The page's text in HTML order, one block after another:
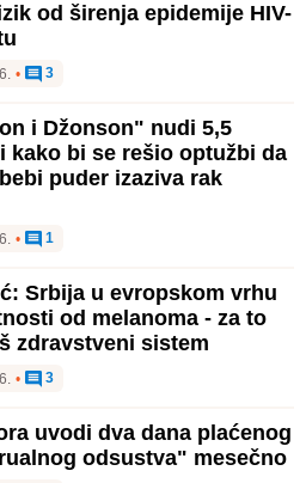
od širenja epidemije HIV-
• 3
i Džonson" nudi 5,5
kako bi se rešio optužbi da
puder izaziva rak
• 1
Srbija u evropskom vrhu
od melanoma - za to
zdravstveni sistem
• 3
uvodi dva dana plaćenog
odsustva" mesečno